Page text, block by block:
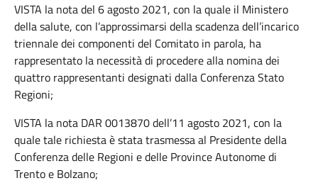
VISTA la nota del 6 agosto 2021, con la quale il Ministero
della salute, con l’approssimarsi della scadenza dell’incarico
triennale dei componenti del Comitato in parola, ha
rappresentato la necessità di procedere alla nomina dei
quattro rappresentanti designati dalla Conferenza Stato
Regioni;
VISTA la nota DAR 0013870 dell’11 agosto 2021, con la
quale tale richiesta è stata trasmessa al Presidente della
Conferenza delle Regioni e delle Province Autonome di
Trento e Bolzano;